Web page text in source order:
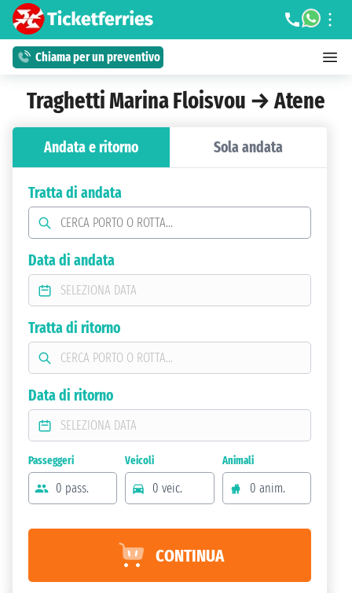
Chiama per un preventivo
Traghetti Marina Floisvou → Atene
Andata e ritorno Sola andata
Tratta di andata
Data di andata
Tratta di ritorno
Data di ritorno
Passeggeri
0 pass.
Veicoli
0 veic.
Animali
0 anim.
CONTINUA